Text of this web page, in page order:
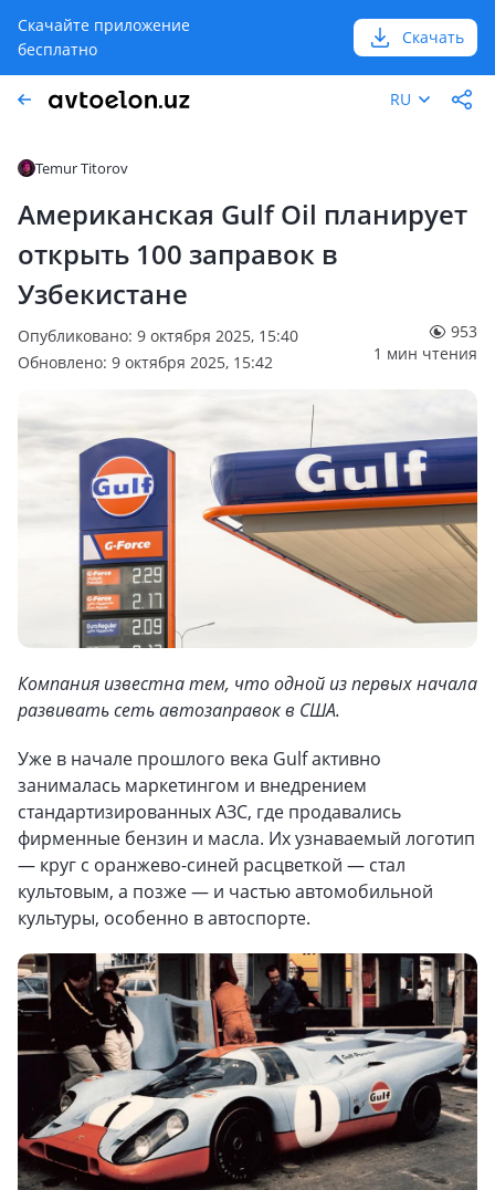
Скачайте приложение
бесплатно
Скачать
RU
Temur Titorov
Американская Gulf Oil планирует
открыть 100 заправок в
Узбекистане
Опубликовано: 9 октября 2025, 15:40
Обновлено: 9 октября 2025, 15:42
953
1 мин чтения
Компания известна тем, что одной из первых начала
развивать сеть автозаправок в США.
Уже в начале прошлого века Gulf активно
занималась маркетингом и внедрением
стандартизированных АЗС, где продавались
фирменные бензин и масла. Их узнаваемый логотип
— круг с оранжево-синей расцветкой — стал
культовым, а позже — и частью автомобильной
культуры, особенно в автоспорте.